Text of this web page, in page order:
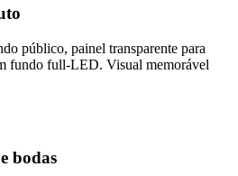
público, painel transparente para
fundo full-LED. Visual memorável
bodas